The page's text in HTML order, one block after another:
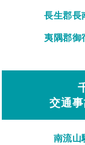
長生郡長
夷隅郡御
交通
南流山